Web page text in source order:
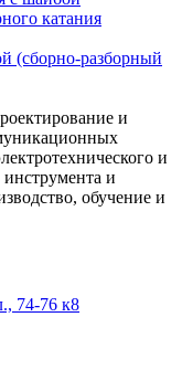
катания
(сборно-разборный
и
и
и
обучение и
74-76 к8